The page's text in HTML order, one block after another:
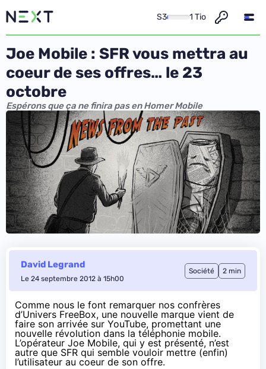
S3 1 Tio
Joe Mobile : SFR vous mettra au
coeur de ses offres… le 23
octobre
Espérons que ça ne finira pas en Homer Mobile
David Legrand
Le 24 septembre 2012 à 15h00
Société 2 min
Comme nous le font remarquer nos confrères
d’Univers FreeBox, une nouvelle marque vient de
faire son arrivée sur YouTube, promettant une
nouvelle révolution dans la téléphonie mobile.
L’opérateur Joe Mobile, qui y est présenté, n’est
autre que SFR qui semble vouloir mettre (enfin)
l’utilisateur au coeur de son offre.